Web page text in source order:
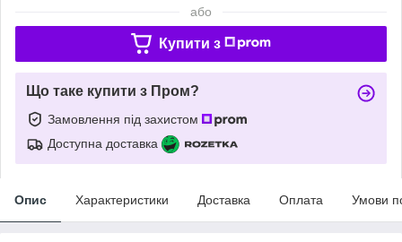
або
Купити з
Що таке купити з Пром?
Замовлення під захистом
Доступна доставка
Опис Характеристики Доставка Оплата Умови